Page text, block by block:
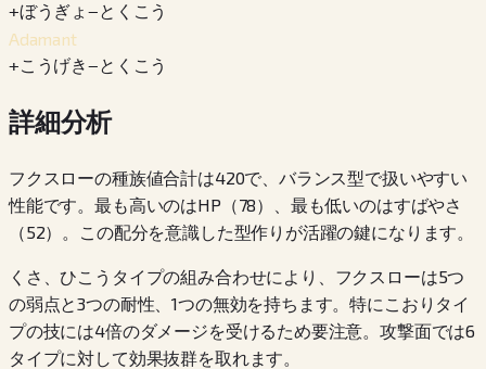
+ぼうぎょ−とくこう
Adamant
+こうげき−とくこう
詳細分析
フクスローの種族値合計は420で、バランス型で扱いやすい
性能です。最も高いのはHP（78）、最も低いのはすばやさ
（52）。この配分を意識した型作りが活躍の鍵になります。
くさ、ひこうタイプの組み合わせにより、フクスローは5つ
の弱点と3つの耐性、1つの無効を持ちます。特にこおりタイ
プの技には4倍のダメージを受けるため要注意。攻撃面では6
タイプに対して効果抜群を取れます。